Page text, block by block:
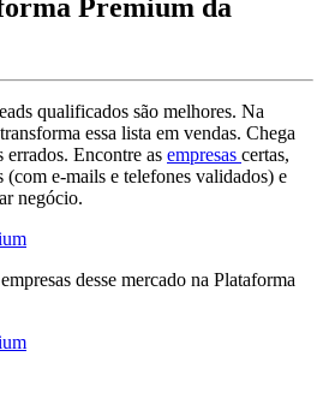
Premium da
qualificados são melhores. Na
essa lista em vendas. Chega
errados. Encontre as empresas certas,
(com e-mails e telefones validados) e
negócio.
empresas desse mercado na Plataforma